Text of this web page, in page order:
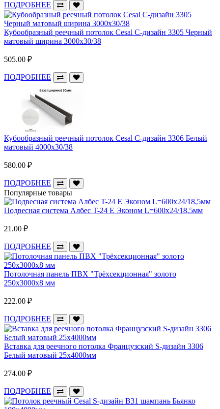
ПОДРОБНЕЕ
Кубообразный реечный потолок Cesal C-дизайн 3305 Черный
матовый ширина 3000х30/38
505.00 ₽
ПОДРОБНЕЕ
Кубообразный реечный потолок Cesal C-дизайн 3306 Белый
матовый 4000х30/38
580.00 ₽
ПОДРОБНЕЕ
Популярные товары
Подвесная система Албес T-24 E Эконом L=600х24/18,5мм
21.00 ₽
ПОДРОБНЕЕ
Потолочная панель ПВХ "Трёхсекционная" золото
250x3000x8 мм
222.00 ₽
ПОДРОБНЕЕ
Вставка для реечного потолка Французский S-дизайн 3306
Белый матовый 25х4000мм
274.00 ₽
ПОДРОБНЕЕ